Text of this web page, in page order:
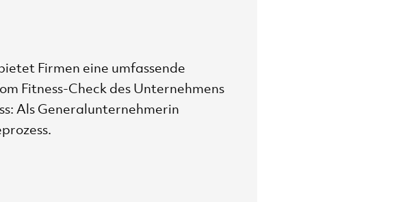
Firmen eine umfassende
Fitness-Check des Unternehmens
Als Generalunternehmerin